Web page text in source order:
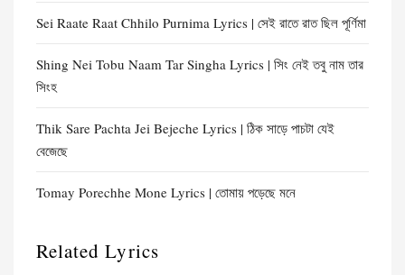
Sei Raate Raat Chhilo Purnima Lyrics | সেই রাতে রাত ছিল পূর্ণিমা
Shing Nei Tobu Naam Tar Singha Lyrics | সিং নেই তবু নাম তার
সিংহ
Thik Sare Pachta Jei Bejeche Lyrics | ঠিক সাড়ে পাচটা যেই
বেজেছে
Tomay Porechhe Mone Lyrics | তোমায় পড়েছে মনে
Related Lyrics